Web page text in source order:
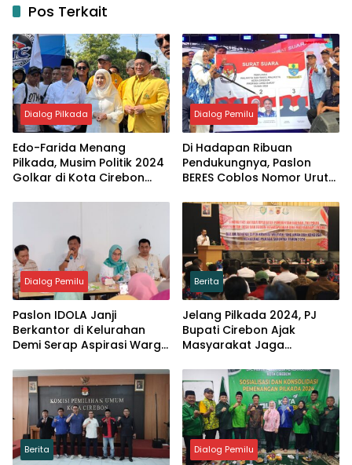
Pos Terkait
Dialog Pilkada
Edo-Farida Menang
Pilkada, Musim Politik 2024
Golkar di Kota Cirebon
Dialog Pemilu
Di Hadapan Ribuan
Pendukungnya, Paslon
BERES Coblos Nomor Urut
Dialog Pemilu
Paslon IDOLA Janji
Berkantor di Kelurahan
Demi Serap Aspirasi Warga
Berita
Jelang Pilkada 2024, PJ
Bupati Cirebon Ajak
Masyarakat Jaga
Waspadai Politik Uang
Berita Dialog Pemilu